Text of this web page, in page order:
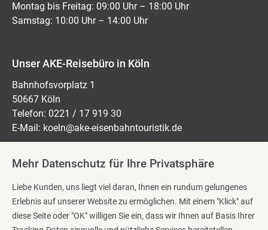
Montag bis Freitag: 09:00 Uhr – 18:00 Uhr
Samstag: 10:00 Uhr – 14:00 Uhr
Unser AKE-Reisebüro in Köln
Bahnhofsvorplatz 1
50667 Köln
Telefon: 0221 / 17 919 30
E-Mail: koeln@ake-eisenbahntouristik.de
Öffnungszeiten:
Montag bis Freitag: 10:00 Uhr – 18:00 Uhr
Samstag: 10:00 Uhr – 14:00 Uhr
Mehr Datenschutz für Ihre Privatsphäre
Liebe Kunden, uns liegt viel daran, Ihnen ein rundum gelungenes
Erlebnis auf unserer Website zu ermöglichen. Mit einem "Klick" auf
diese Seite oder "OK" willigen Sie ein, dass wir Ihnen auf Basis Ihrer